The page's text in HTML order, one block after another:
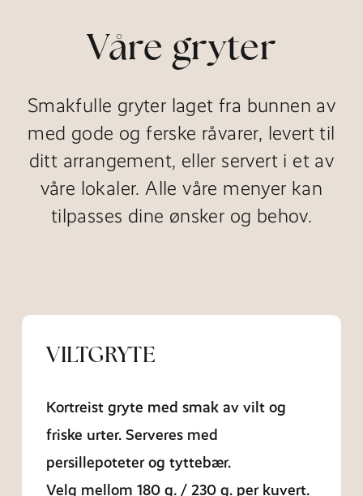
Våre gryter
Smakfulle gryter laget fra bunnen av
med gode og ferske råvarer, levert til
ditt arrangement, eller servert i et av
våre lokaler. Alle våre menyer kan
tilpasses dine ønsker og behov.
VILTGRYTE
Kortreist gryte med smak av vilt og
friske urter. Serveres med
persillepoteter og tyttebær.
Velg mellom 180 g. / 230 g. per kuvert.